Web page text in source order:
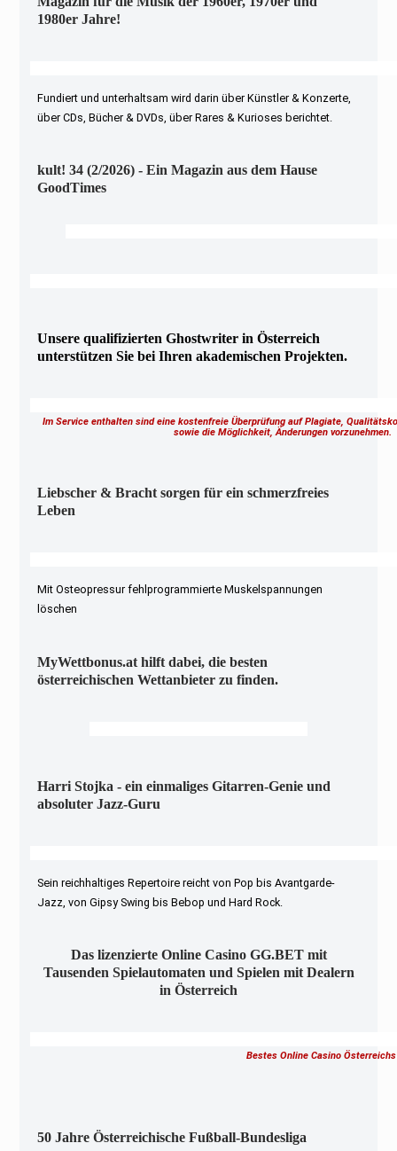
1980er Jahre!
Fundiert und unterhaltsam wird darin über Künstler & Konzerte,
über CDs, Bücher & DVDs, über Rares & Kurioses berichtet.
kult! 34 (2/2026) - Ein Magazin aus dem Hause
GoodTimes
Unsere qualifizierten Ghostwriter in Österreich
unterstützen Sie bei Ihren akademischen Projekten.
Im Service enthalten sind eine kostenfreie Überprüfung auf Plagiate,
sowie die Möglichkeit, Änderungen vorzunehmen.
Liebscher & Bracht sorgen für ein schmerzfreies
Leben
Mit Osteopressur fehlprogrammierte Muskelspannungen
löschen
MyWettbonus.at hilft dabei, die besten
österreichischen Wettanbieter zu finden.
Harri Stojka - ein einmaliges Gitarren-Genie und
absoluter Jazz-Guru
Sein reichhaltiges Repertoire reicht von Pop bis Avantgarde-
Jazz, von Gipsy Swing bis Bebop und Hard Rock.
Das lizenzierte Online Casino GG.BET mit
Tausenden Spielautomaten und Spielen mit Dealern
in Österreich
Bestes Online Casino Österreichs
50 Jahre Österreichische Fußball-Bundesliga